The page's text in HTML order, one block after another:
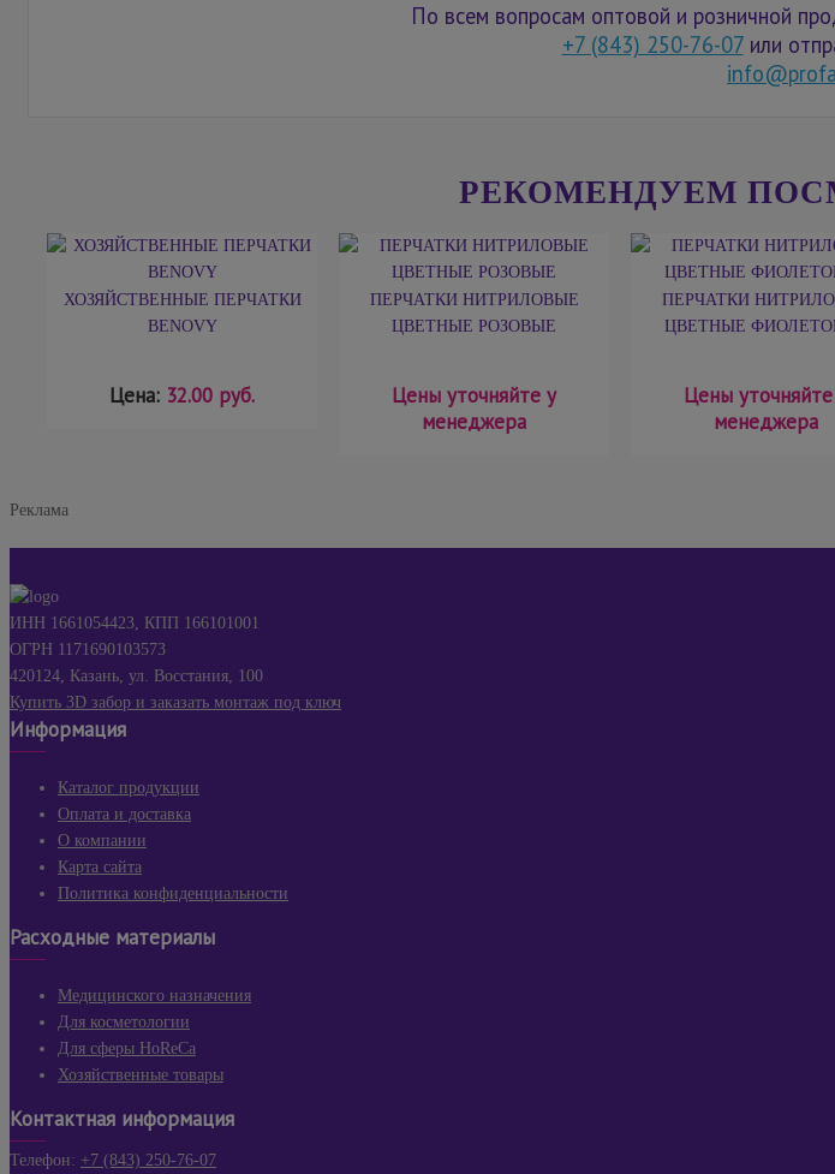
По всем вопросам оптовой и розничной
+7 (843) 250-76-07или
РЕКОМЕНДУЕМ
ХОЗЯЙСТВЕННЫЕ ПЕРЧАТКИ
BENOVY
Цена: 32.00 руб.
ПЕРЧАТКИ НИТРИЛОВЫЕ
ЦВЕТНЫЕ РОЗОВЫЕ
Цены уточняйте у
менеджера
ПЕРЧАТКИ
ЦВЕТНЫЕ
Цены
менеджера
Реклама
ИНН 1661054423, КПП 166101001
ОГРН 1171690103573
420124, Казань, ул. Восстания, 100
Купить 3D забор и заказать монтаж под ключ
Информация
Каталог продукции
Оплата и доставка
О компании
Карта сайта
Политика конфиденциальности
Расходные материалы
Медицинского назначения
Для косметологии
Для сферы HoReCa
Хозяйственные товары
Контактная информация
Телефон: +7 (843) 250-76-07